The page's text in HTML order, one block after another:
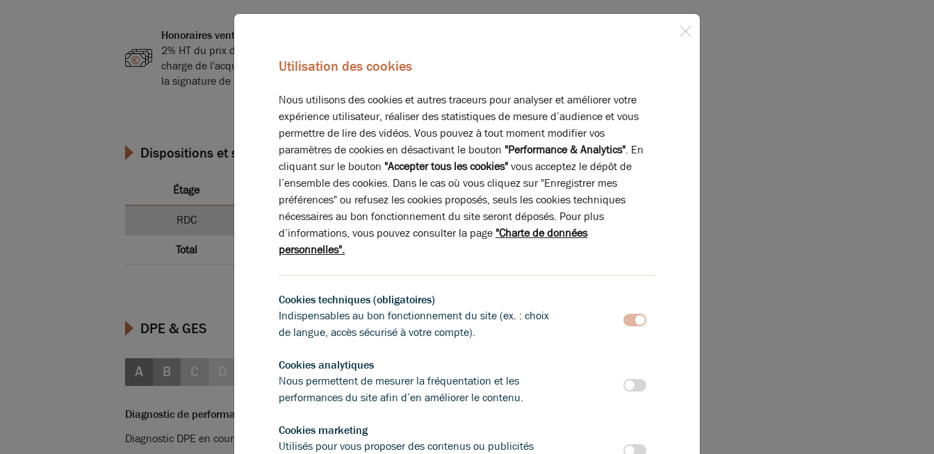
Honoraires vente
2% HT du prix de vente HT, à la
charge de l'acquéreur, payables à
la signature de l'acte
stationnement Frais de notaire
réduits Honoraires de
Dispositions et surfaces
Étage Type Bâtiment Surface(m²)
RDC Locaux Commerciaux LOT B2 97
Total
DPE & GES
A B C F G
Diagnostic de performance énergétique
Diagnostic DPE en cours
A
Diagnostic GES en cours
Utilisation des cookies
Nous utilisons des cookies et autres traceurs pour analyser et améliorer votre
expérience utilisateur, réaliser des statistiques de mesure d’audience et vous
permettre de lire des vidéos. Vous pouvez à tout moment modifier vos
paramètres de cookies en désactivant le bouton "Performance & Analytics". En
cliquant sur le bouton "Accepter tous les cookies"vous acceptez le dépôt de
l’ensemble des cookies. Dans le cas où vous cliquez sur "Enregistrer mes
préférences" ou refusez les cookies proposés, seuls les cookies techniques
nécessaires au bon fonctionnement du site seront déposés. Pour plus
d’informations, vous pouvez consulter la page"Charte de données
personnelles".
Cookies techniques (obligatoires)
Indispensables au bon fonctionnement du site (ex. : choix
de langue, accès sécurisé à votre compte).
Cookies analytiques
Nous permettent de mesurer la fréquentation et les
performances du site afin d’en améliorer le contenu.
Cookies marketing
Utilisés pour vous proposer des contenus ou publicités